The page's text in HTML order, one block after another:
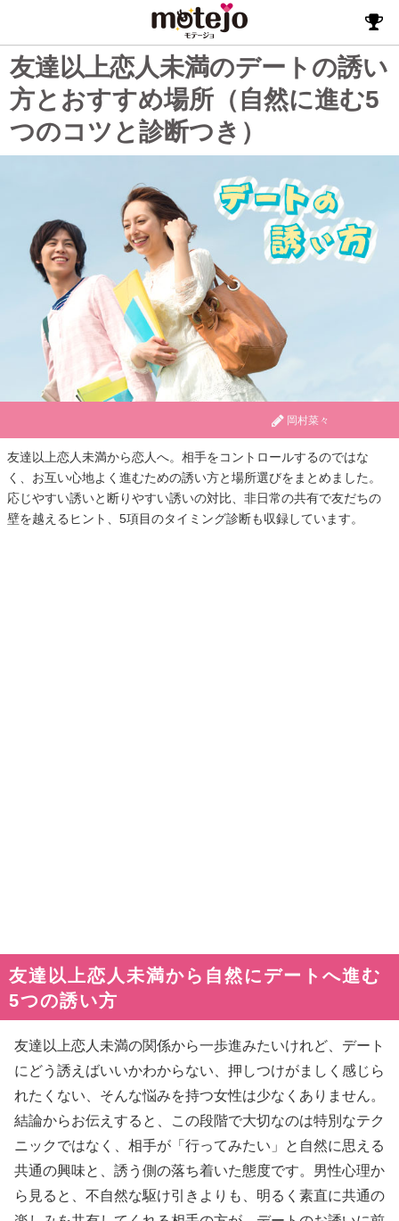
友達以上恋人未満のデートの誘い
方とおすすめ場所（自然に進む5
つのコツと診断つき）
岡村菜々
友達以上恋人未満から恋人へ。相手をコントロールするのではな
く、お互い心地よく進むための誘い方と場所選びをまとめました。
応じやすい誘いと断りやすい誘いの対比、非日常の共有で友だちの
壁を越えるヒント、5項目のタイミング診断も収録しています。
友達以上恋人未満から自然にデートへ進む
5つの誘い方
友達以上恋人未満の関係から一歩進みたいけれど、デート
にどう誘えばいいかわからない、押しつけがましく感じら
れたくない、そんな悩みを持つ女性は少なくありません。
結論からお伝えすると、この段階で大切なのは特別なテク
ニックではなく、相手が「行ってみたい」と自然に思える
共通の興味と、誘う側の落ち着いた態度です。男性心理か
ら見ると、不自然な駆け引きよりも、明るく素直に共通の